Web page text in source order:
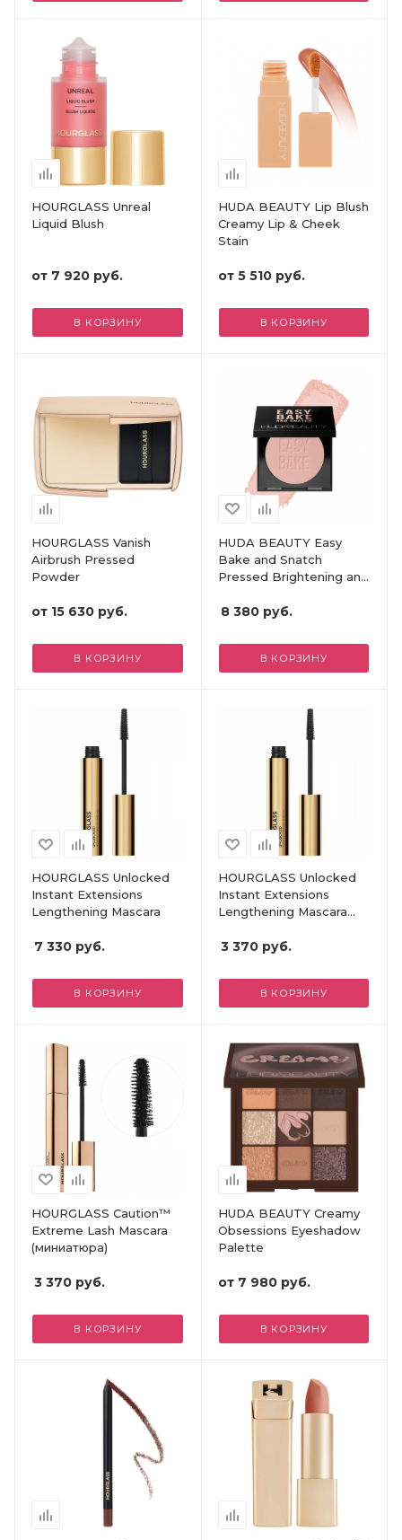
HOURGLASS Unreal
Liquid Blush
от 7 920 руб.
В КОРЗИНУ
HUDA BEAUTY Lip Blush
Creamy Lip & Cheek
Stain
от 5 510 руб.
В КОРЗИНУ
HOURGLASS Vanish
Airbrush Pressed
Powder
от 15 630 руб.
В КОРЗИНУ
HUDA BEAUTY Easy
Bake and Snatch
Pressed Brightening and
Blossom Cake
8 380руб.
В КОРЗИНУ
HOURGLASS Unlocked
Instant Extensions
Lengthening Mascara
7 330 руб.
В КОРЗИНУ
HOURGLASS Unlocked
Instant Extensions
Lengthening Mascara
3 370руб.
В КОРЗИНУ
HOURGLASS Caution™
Extreme Lash Mascara
(миниатюра)
3 370 руб.
В КОРЗИНУ
HUDA BEAUTY Creamy
Obsessions Eyeshadow
Palette
от 7 980 руб.
В КОРЗИНУ